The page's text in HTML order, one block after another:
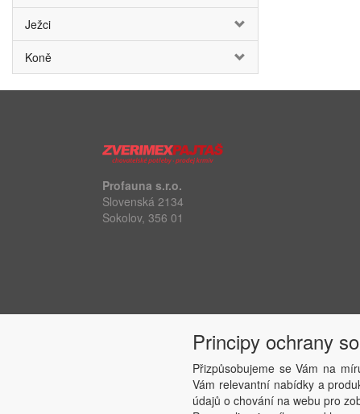
Ježci
Koně
Profauna s.r.o.
Slovenská 2134
Sokolov, 356 01
Principy ochrany
Přizpůsobujeme se Vám na
Vám relevantní nabídky a
údajů o chování na webu pro